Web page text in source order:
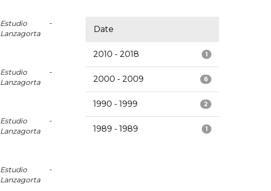
Estudio
Lanzagorta
-
Estudio
Lanzagorta
-
Estudio
Lanzagorta
-
Estudio
Lanzagorta
-
Date
1
2010 - 2018
6
2000 - 2009
2
1990 - 1999
1
1989 - 1989